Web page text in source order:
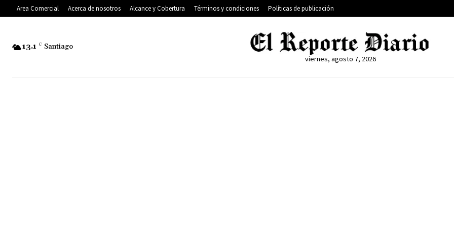
Area Comercial Acerca de nosotros Alcance y Cobertura Términos y condiciones Políticas de publicación
13.1 C Santiago
viernes, agosto 7, 2026